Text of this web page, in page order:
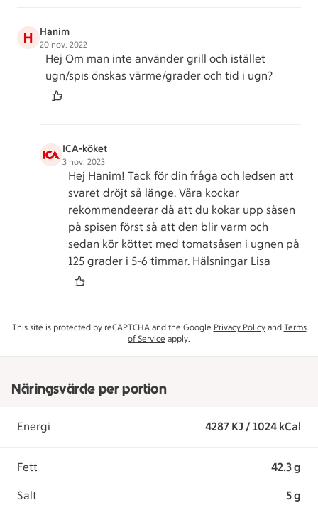
H Hanim
20 nov. 2022
Hej Om man inte använder grill och istället
ugn/spis önskas värme/grader och tid i ugn?
ICA-köket
3 nov. 2023
Hej Hanim! Tack för din fråga och ledsen att
svaret dröjt så länge. Våra kockar
rekommendeerar då att du kokar upp såsen
på spisen först så att den blir varm och
sedan kör köttet med tomatsåsen i ugnen på
125 grader i 5-6 timmar. Hälsningar Lisa
This site is protected by reCAPTCHA and the Google Privacy Policyand Terms
of Service apply.
Näringsvärde per portion
Energi 4287 KJ / 1024 kCal
Fett 42.3 g
Salt 5 g